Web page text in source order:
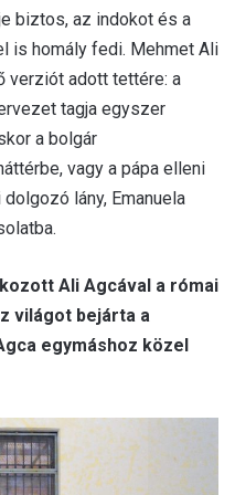
biztos, az indokot és a
is homály fedi. Mehmet Ali
verziót adott tettére: a
tagja egyszer
a bolgár
vagy a pápa elleni
lány, Emanuela
Ali Agcával a római
világot bejárta a
egymáshoz közel